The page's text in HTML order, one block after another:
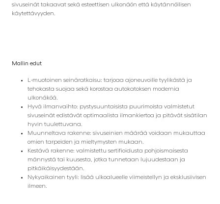
sivuseinät takaavat sekä esteettisen ulkonäön että käytännöllisen
käytettävyyden.
Mallin edut
L-muotoinen seinäratkaisu: tarjoaa ajoneuvoille tyylikästä ja
tehokasta suojaa sekä korostaa autokatoksen modernia
ulkonäköä.
Hyvä ilmanvaihto: pystysuuntaisista puurimoista valmistetut
sivuseinät edistävät optimaalista ilmankiertoa ja pitävät sisätilan
hyvin tuulettuvana.
Muunneltava rakenne: sivuseinien määrää voidaan mukauttaa
omien tarpeiden ja mieltymysten mukaan.
Kestävä rakenne: valmistettu sertifioidusta pohjoismaisesta
männystä tai kuusesta, jotka tunnetaan lujuudestaan ja
pitkäikäisyydestään.
Nykyaikainen tyyli: lisää ulkoalueelle viimeistellyn ja eksklusiivisen
ilmeen.